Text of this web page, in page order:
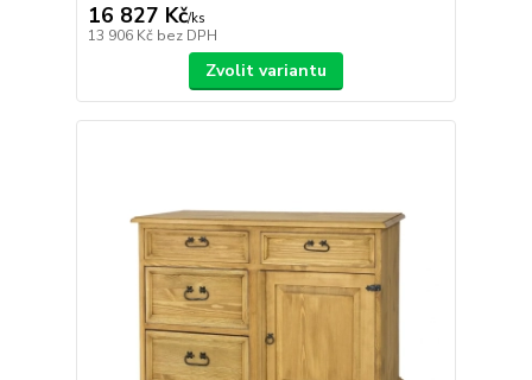
16 827 Kč/ks
13 906 Kč bez DPH
Zvolit variantu